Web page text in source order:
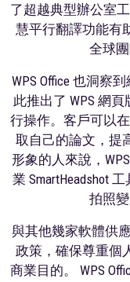
了超越典型辦公室
慧平行翻譯功能有
全球
WPS Office 也洞察
此推出了 WPS 網
行操作。客戶可以
取自己的論文，提
形象的人來說，
業 SmartHeadshot
拍照
與其他幾家軟體供
政策，確保尊重個
商業目的。 WPS